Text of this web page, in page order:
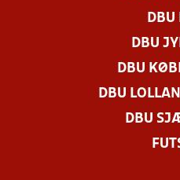
DBU
DBU
DBU
DBU
DBU